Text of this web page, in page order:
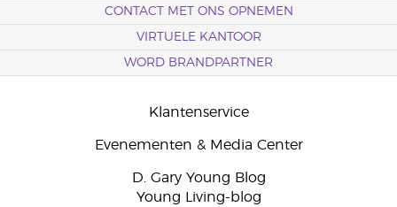
CONTACT MET ONS OPNEMEN
VIRTUELE KANTOOR
WORD BRANDPARTNER
Klantenservice
Evenementen & Media Center
D. Gary Young Blog
Young Living-blog